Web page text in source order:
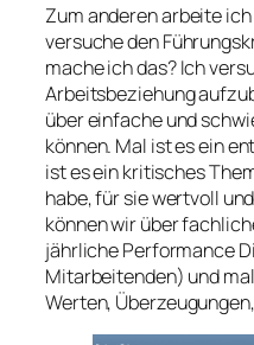
Zum anderen arbeite
versuche den
mache ich das? Ich
Arbeitsbeziehung
über einfache und
können. Mal ist es ein
ist es ein kritisches
habe, für sie wertvoll
können wir über
jährliche Performance
Mitarbeitenden) und
Werten,